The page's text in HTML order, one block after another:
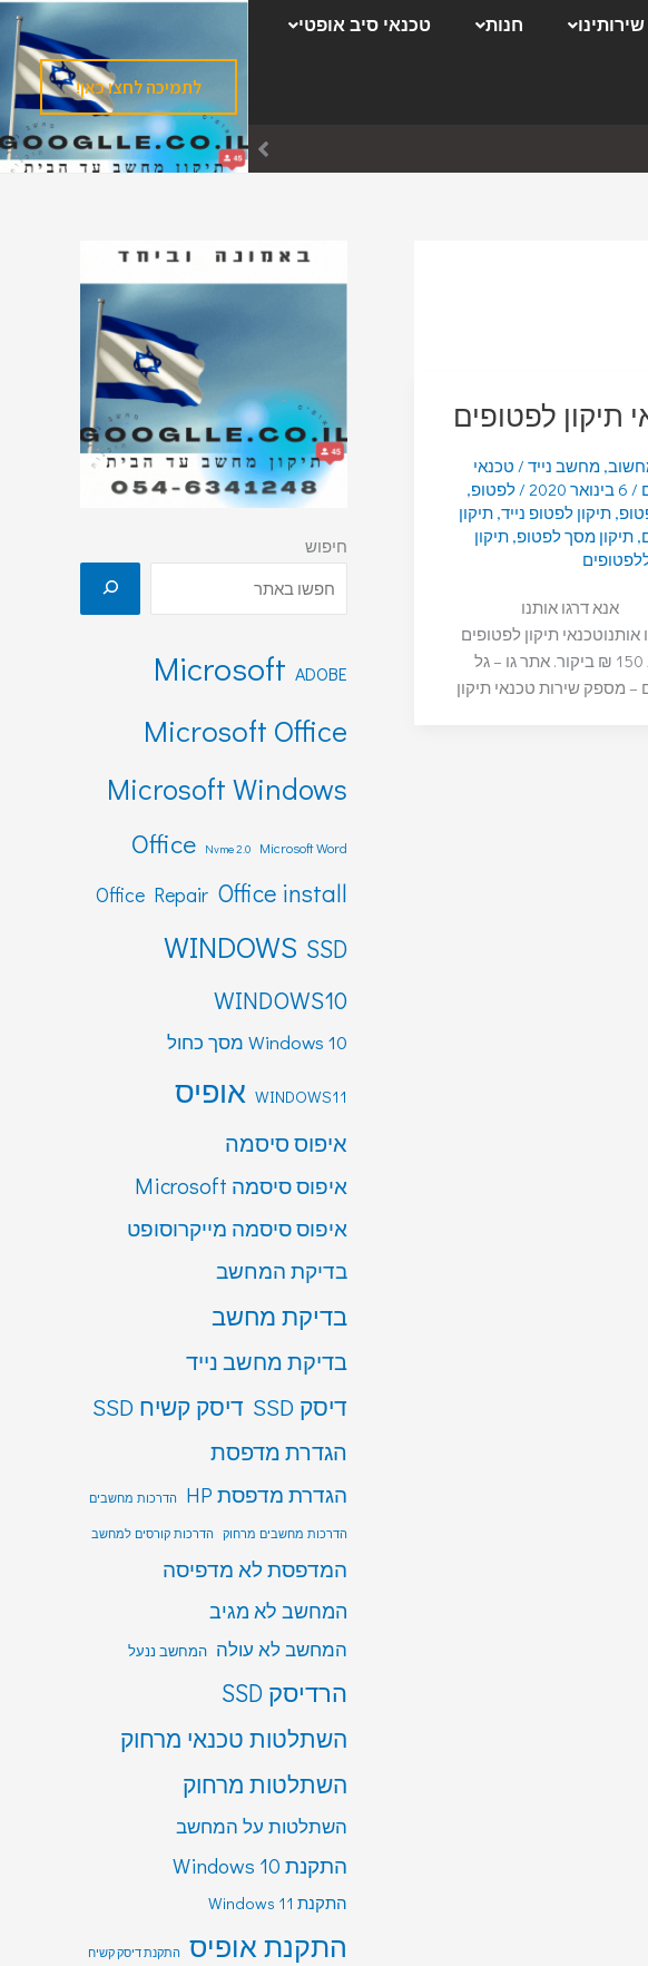
שירותינו חנות טכנאי סיב אופטי
לתמיכה לחצו כאן!
תיקון לפטופים
,מחשב נייד / טכנאי
/ 6 בינואר 2020 /לפטופ,
,תיקון לפטופ נייד,תיקון
,תיקון מסך לפטופ,תיקון
אנא דרגו אותנו
אותנוטכנאי תיקון לפטופים
טכנאי ב 150 ₪ ביקור. אתר גו – גל
מספק שירות טכנאי תיקון
חיפוש
ADOBE
Microsoft
Microsoft Office
Microsoft Windows
Microsoft Word
Nvme 2.0
Office
Office install
Office Repair
SSD
WINDOWS
WINDOWS10
Windows 10 מסך כחול
WINDOWS11 אופיס
איפוס סיסמה
איפוס סיסמה Microsoft
איפוס סיסמה מייקרוסופט
בדיקת המחשב
בדיקת מחשב
בדיקת מחשב נייד
דיסק SSD דיסק קשיח SSD
הגדרת מדפסת
הגדרת מדפסת HP הדרכות מחשבים
הדרכות מחשבים מרחוק הדרכות קורסים למחשב
המדפסת לא מדפיסה
המחשב לא מגיב
המחשב לא עולה המחשב ננעל
הרדיסק SSD
השתלטות טכנאי מרחוק
השתלטות מרחוק
השתלטות על המחשב
התקנת Windows 10
התקנת Windows 11
התקנת אופיס התקנת דיסק קשיח
ק